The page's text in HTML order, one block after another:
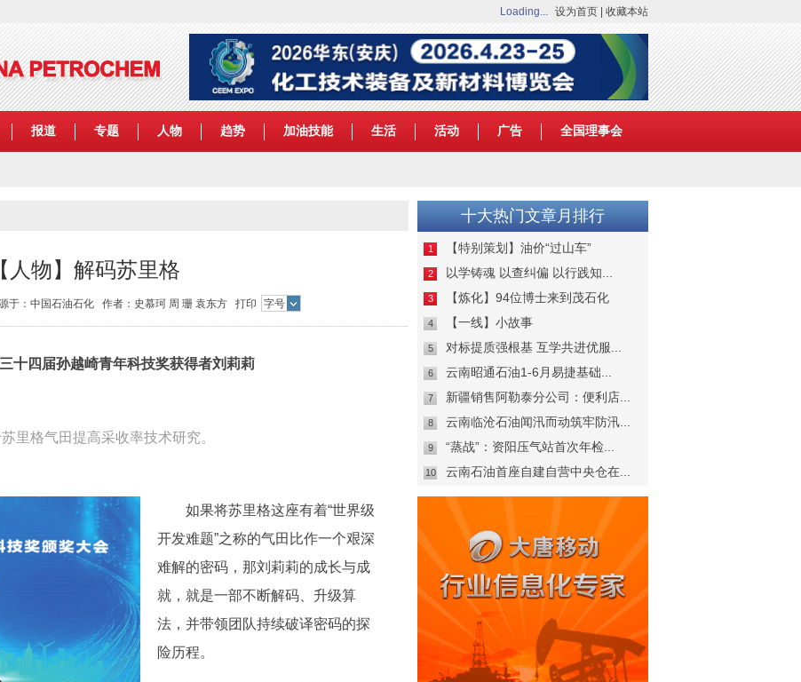
Loading... 设为首页 收藏本站
报道 专题 人物 趋势 加油技能 生活 活动 广告 全国理事会
【人物】解码苏里格
于：中国石油石化 作者：史慕珂 周 珊 袁东方 打印 字号
四届孙越崎青年科技奖获得者刘莉莉
里格气田提高采收率技术研究。
如果将苏里格这座有着“世界级
开发难题”之称的气田比作一个艰深
难解的密码，那刘莉莉的成长与成
就，就是一部不断解码、升级算
法，并带领团队持续破译密码的探
险历程。
十大热门文章月排行
1 【特别策划】油价“过山车”
2 以学铸魂 以查纠偏 以行践知...
3 【炼化】94位博士来到茂石化
4 【一线】小故事
5 对标提质强根基 互学共进优服...
6 云南昭通石油1-6月易捷基础...
7 新疆销售阿勒泰分公司：便利店...
8 云南临沧石油闻汛而动筑牢防汛...
9 “蒸战”：资阳压气站首次年检...
10 云南石油首座自建自营中央仓在...